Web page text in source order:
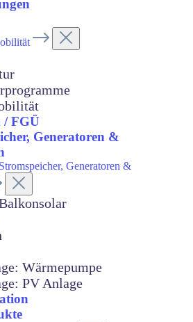
/ FGÜ
Generatoren &
Generatoren &
Wärmepumpe
PV Anlage